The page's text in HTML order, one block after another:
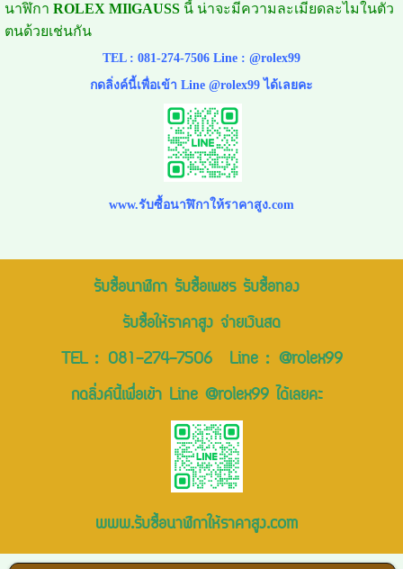
นาฬิกา ROLEX MIlGAUSSนี้ น่าจะมีความละเมียดละไมในตัว
ตนด้วยเช่นกัน
TEL : 081-274-7506Line : @rolex99
กดลิ่งค์นี้เพื่อเข้า Line @rolex99 ได้เลยคะ
www.รับซื้อนาฬิกาให้ราคาสูง.com
รับซื้อนาฬิกา รับซื้อเพชร รับซื้อทอง
รับซื้อให้ราคาสูง จ่ายเงินสด
TEL : 081-274-7506Line : @rolex99
กดลิ่งค์นี้เพื่อเข้า Line @rolex99 ได้เลยคะ
www.รับซื้อนาฬิกาให้ราคาสูง.com